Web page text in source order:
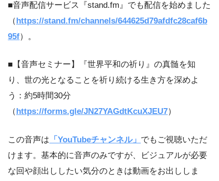
■音声配信サービス『stand.fm』でも配信を始めました
（ https://stand.fm/channels/644625d79afdfc28caf6b
95f）。
■【音声セミナー】『世界平和の祈り』の真髄を知
り、世の光となることを祈り続ける生き方を深めよ
う：約5時間30分
（ https://forms.gle/JN27YAGdtKcuXJEU7）
この音声は 「YouTubeチャンネル」 でもご視聴いただ
けます。基本的に音声のみですが、ビジュアルが必要
な回や顔出ししたい気分のときは動画をお出ししま